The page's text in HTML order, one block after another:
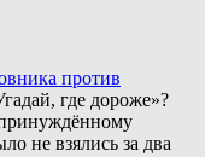
против
где дороже»?
не взялись за два